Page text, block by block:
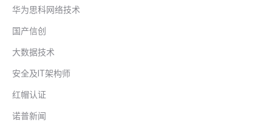
华为思科网络技术
国产信创
大数据技术
安全及IT架构师
红帽认证
诺普新闻